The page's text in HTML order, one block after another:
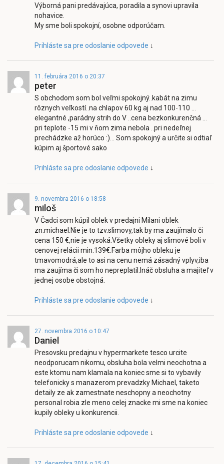
Výborná pani predávajúca, poradila a synovi upravila
nohavice.
My sme boli spokojní, osobne odporúčam.
Prihláste sa pre odoslanie odpovede ↓
11. februára 2016 o 20:37
peter
S obchodom som bol veľmi spokojný..kabát na zimu
rôznych veľkostí..na chlapov 60 kg aj nad 100-110 …
elegantné ,parádny strih do V ..cena bezkonkurenčná …
pri teplote -15 mi v ňom zima nebola ..pri nedeľnej
prechádzke až horúco :)… Som spokojný a určite si odtiaľ
kúpim aj športové sako
Prihláste sa pre odoslanie odpovede ↓
9. novembra 2016 o 18:58
miloš
V Čadci som kúpil oblek v predajni Milani oblek
zn.michael.Nie je to tzv.slimovy,tak by ma zaujímalo či
cena 150 €,nie je vysoká.Všetky obleky aj slimové boli v
cenovej relácii min.139€.Farba môjho obleku je
tmavomodrá,ale to asi na cenu nemá zásadný vplyv,iba
ma zaujíma či som ho nepreplatil.Ináč obsluha a majiteľ v
jednej osobe obstojná.
Prihláste sa pre odoslanie odpovede ↓
27. novembra 2016 o 10:47
Daniel
Presovsku predajnu v hypermarkete tesco urcite
neodporucam nikomu, obsluha bola velmi neochotna a
este ktomu nam klamala na koniec sme si to vybavily
telefonicky s manazerom prevadzky Michael, taketo
detaily ze ak zamestnate neschopny a neochotny
personal robia zle meno celej znacke mi sme na koniec
kupily obleky u konkurencii.
Prihláste sa pre odoslanie odpovede ↓